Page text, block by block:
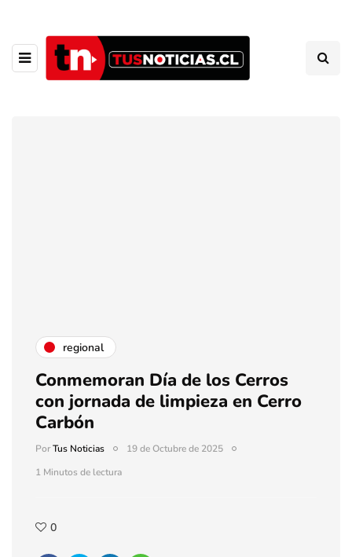
regional
Conmemoran Día de los Cerros
con jornada de limpieza en Cerro
Carbón
PorTus Noticias
19 de Octubre de 2025
1 Minutos de lectura
0